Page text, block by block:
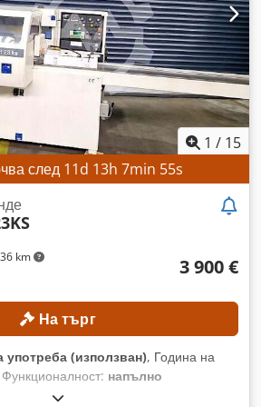
при вертикален шпиндел: 232
инструмента при хоризонтален
на първия шпиндел): 200 мм
на шпинделите 1. Шпиндел
отляво: 7,5 kW 3. Шпиндел
отгоре: 11 kW 5. Шпиндел
ЗА МАШИНАТА Захранващо
Akierf Захранваща
64 A Размери и тегло
x 1400 x 1350 мм Тегло: 2500 кг
маркировка Забележка: 5-ият
1 / 15
след 11d 13h 7min 53s
km 3 900 €
На търг
употреба (използван), Година на
напълно
ширина: